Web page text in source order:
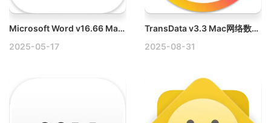
Microsoft Word v16.66 Mac破解版下载
2025-05-17
TransData v3.3 Mac网络数据传输速率监测软件
2025-08-31